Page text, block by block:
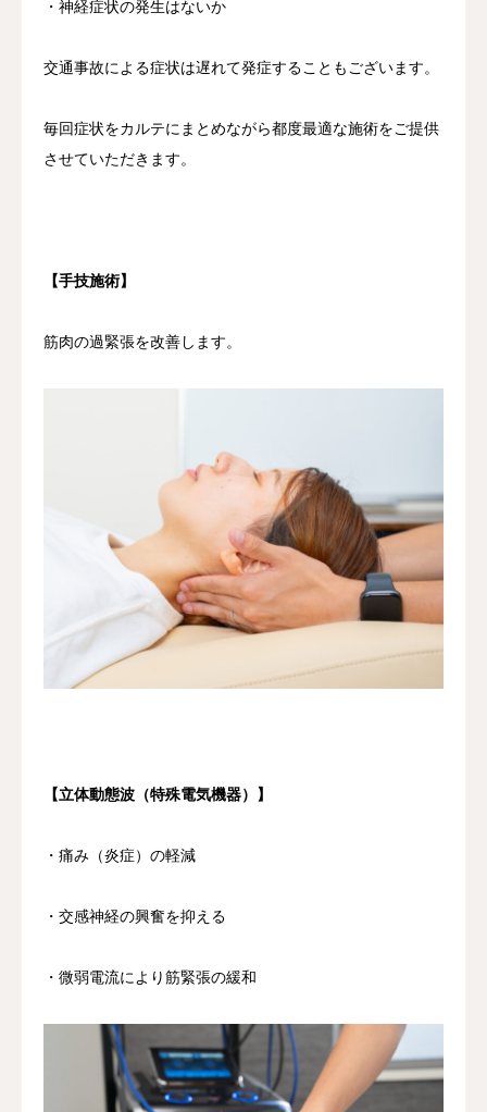
・神経症状の発生はないか
交通事故による症状は遅れて発症することもございます。
毎回症状をカルテにまとめながら都度最適な施術をご提供
させていただきます。
【手技施術】
筋肉の過緊張を改善します。
【立体動態波（特殊電気機器）】
・痛み（炎症）の軽減
・交感神経の興奮を抑える
・微弱電流により筋緊張の緩和